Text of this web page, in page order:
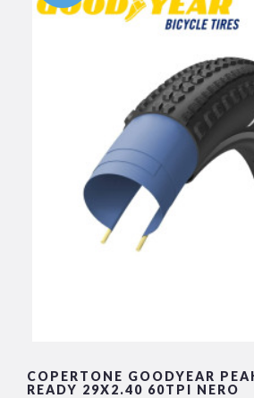
COPERTONE GOODYEAR
READY 29X2.40 60TPI NERO